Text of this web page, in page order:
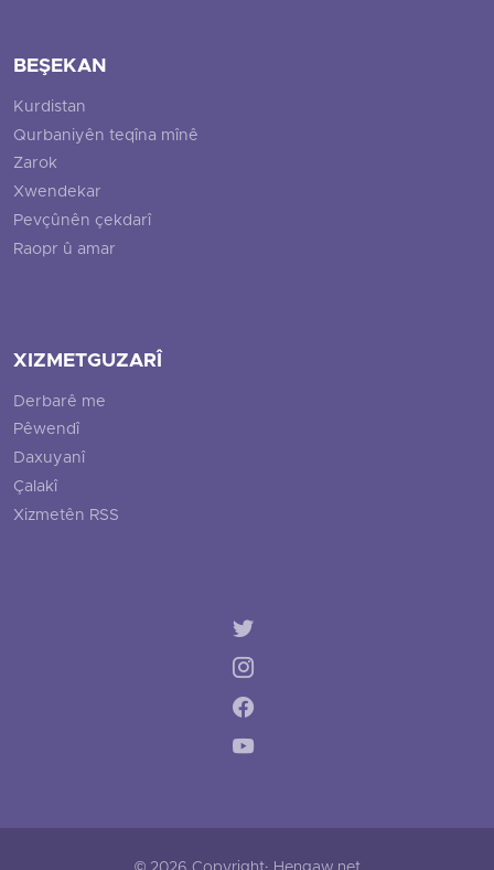
BEŞEKAN
Kurdistan
Qurbaniyên teqîna mînê
Zarok
Xwendekar
Pevçûnên çekdarî
Raopr û amar
XIZMETGUZARÎ
Derbarê me
Pêwendî
Daxuyanî
Çalakî
Xizmetên RSS